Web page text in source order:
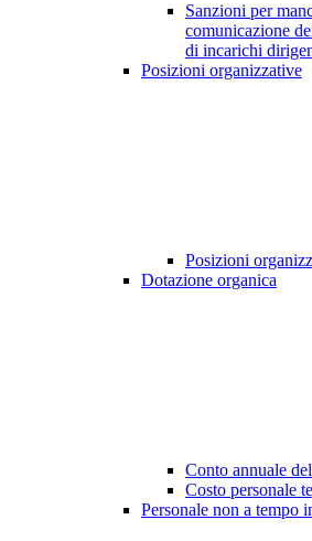
Sanzioni per
comunicazione
di incarichi
Posizioni organizzative
Posizioni
Dotazione organica
Conto annuale
Costo personale
Personale non a tempo